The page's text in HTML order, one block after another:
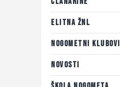
ELITNA ŽNL
NOGOMETNI KLUBOVI
NOVOSTI